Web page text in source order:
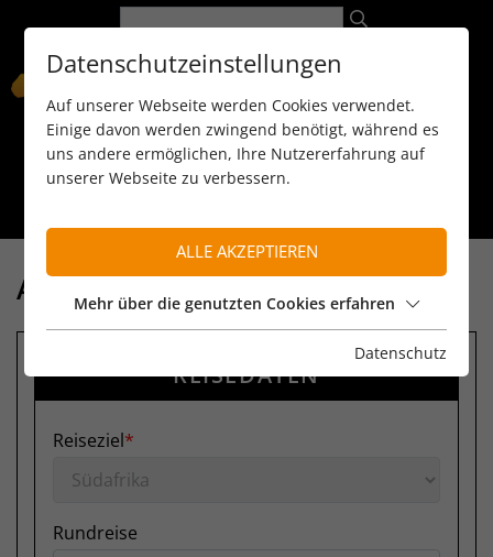
089 / 8 11 90 15
ANFRAGE
REISEDATEN
Reiseziel
Rundreise
Datenschutzeinstellungen
Auf unserer Webseite werden Cookies verwendet.
Einige davon werden zwingend benötigt, während es
uns andere ermöglichen, Ihre Nutzererfahrung auf
unserer Webseite zu verbessern.
ALLE AKZEPTIEREN
Mehr über die genutzten Cookies erfahren
Datenschutz